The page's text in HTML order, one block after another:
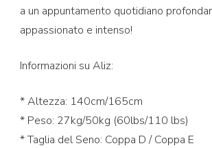
a un appuntamento quotidiano
appassionato e intenso!
Informazioni su Aliz:
* Altezza: 140cm/165cm
* Peso: 27kg/50kg (60lbs/110 lbs)
* Taglia del Seno: Coppa D / Coppa E